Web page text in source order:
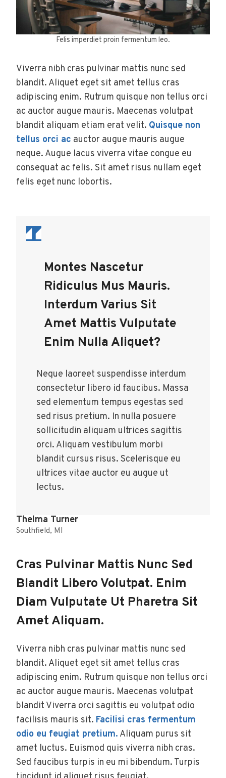
Felis imperdiet proin fermentum leo.
Viverra nibh cras pulvinar mattis nunc sed
blandit. Aliquet eget sit amet tellus cras
adipiscing enim. Rutrum quisque non tellus orci
ac auctor augue mauris. Maecenas volutpat
blandit aliquam etiam erat velit. Quisque non
tellus orci ac auctor augue mauris augue
neque. Augue lacus viverra vitae congue eu
consequat ac felis. Sit amet risus nullam eget
felis eget nunc lobortis.
Montes Nascetur
Ridiculus Mus Mauris.
Interdum Varius Sit
Amet Mattis Vulputate
Enim Nulla Aliquet?
Neque laoreet suspendisse interdum
consectetur libero id faucibus. Massa
sed elementum tempus egestas sed
sed risus pretium. In nulla posuere
sollicitudin aliquam ultrices sagittis
orci. Aliquam vestibulum morbi
blandit cursus risus. Scelerisque eu
ultrices vitae auctor eu augue ut
lectus.
Thelma Turner
Southfield, MI
Cras Pulvinar Mattis Nunc Sed
Blandit Libero Volutpat. Enim
Diam Vulputate Ut Pharetra Sit
Amet Aliquam.
Viverra nibh cras pulvinar mattis nunc sed
blandit. Aliquet eget sit amet tellus cras
adipiscing enim. Rutrum quisque non tellus orci
ac auctor augue mauris. Maecenas volutpat
blandit Viverra orci sagittis eu volutpat odio
facilisis mauris sit. Facilisi cras fermentum
odio eu feugiat pretium. Aliquam purus sit
amet luctus. Euismod quis viverra nibh cras.
Sed faucibus turpis in eu mi bibendum. Turpis